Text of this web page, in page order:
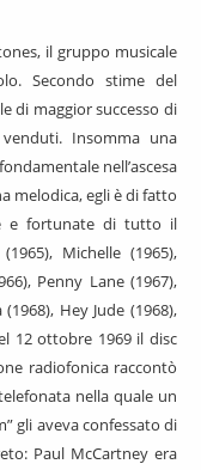
il gruppo musicale
Secondo stime del
di maggior successo di
Insomma una
nell’ascesa
melodica, egli è di fatto
e fortunate di tutto il
Michelle (1965),
Penny Lane (1967),
Hey Jude (1968),
12 ottobre 1969 il disc
radiofonica raccontò
nella quale un
gli aveva confessato di
Paul McCartney era